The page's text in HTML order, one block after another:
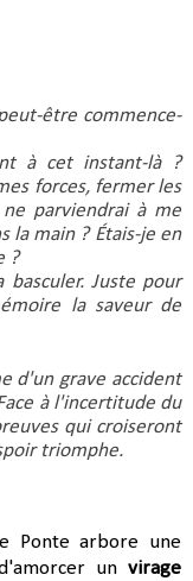
être commence-
à cet instant-là ?
forces, fermer les
parviendrai à me
la main ? Étais-je en
?
Juste pour
la saveur de
d'un grave accident
à l'incertitude du
qui croiseront
triomphe.
Ponte arbore une
un virage